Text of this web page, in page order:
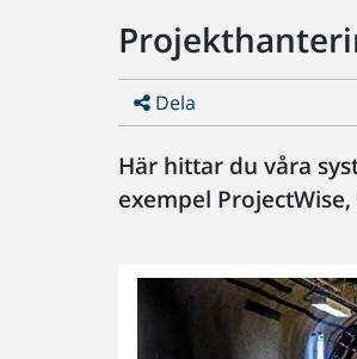
Dela
Här hittar du våra
exempel